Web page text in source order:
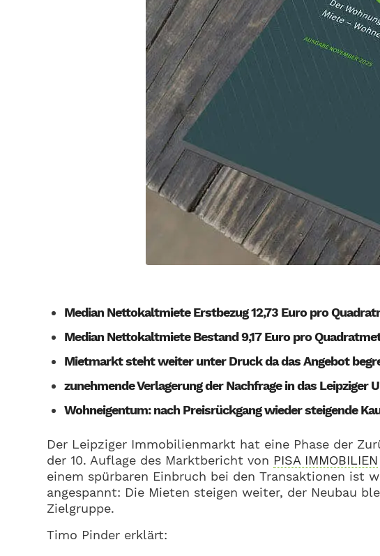
Median Nettokaltmiete Erstbezug 12,73 Euro pro
Median Nettokaltmiete Bestand 9,17 Euro pro
Mietmarkt steht weiter unter Druck da das Angebot
zunehmende Verlagerung der Nachfrage in das Leipziger
Wohneigentum: nach Preisrückgang wieder steigende
Der Leipziger Immobilienmarkt hat eine Phase der
der 10. Auflage des Marktbericht von PISA IMMOBILIEN
einem spürbaren Einbruch bei den Transaktionen ist
angespannt: Die Mieten steigen weiter, der Neubau
Zielgruppe.
Timo Pinder erklärt: